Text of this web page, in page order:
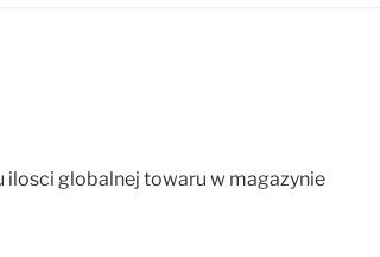
globalnej towaru w magazynie